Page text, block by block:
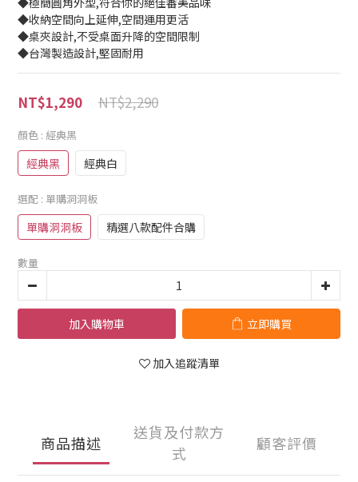
◆收納空間向上延伸,空間運用更活
◆桌夾設計,不受桌面升降的空間限制
◆台灣製造設計,堅固耐用
NT$2,290
NT$1,290
顏色 : 經典黑
經典黑 經典白
選配 : 單購洞洞板
單購洞洞板 精選八款配件合購
數量
加入購物車 立即購買
加入追蹤清單
商品描述
送貨及付款方
式
顧客評價